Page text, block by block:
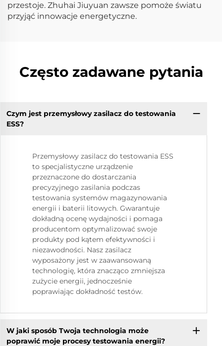
przestoje. Zhuhai Jiuyuan zawsze pomoże światu
przyjąć innowacje energetyczne.
Często zadawane pytania
Czym jest przemysłowy zasilacz do testowania
ESS?
Przemysłowy zasilacz do testowania ESS
to specjalistyczne urządzenie
przeznaczone do dostarczania
precyzyjnego zasilania podczas
testowania systemów magazynowania
energii i baterii litowych. Gwarantuje
dokładną ocenę wydajności i pomaga
producentom optymalizować swoje
produkty pod kątem efektywności i
niezawodności. Nasz zasilacz
wyposażony jest w zaawansowaną
technologię, która znacząco zmniejsza
zużycie energii, jednocześnie
poprawiając dokładność testów.
W jaki sposób Twoja technologia może
poprawić moje procesy testowania energii?